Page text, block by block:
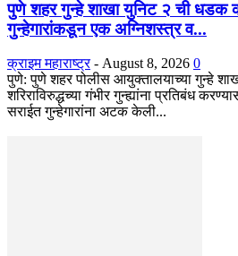
पुणे शहर गुन्हे शाखा युनिट २ ची धडक
गुन्हेगारांकडून एक अग्निशस्त्र व...
क्राइम महाराष्ट्र - August 8, 2026 0
​पुणे: पुणे शहर पोलीस आयुक्तालयाच्या गुन्हे
शरिराविरुद्धच्या गंभीर गुन्ह्यांना प्रतिबंध
सराईत गुन्हेगारांना अटक केली...